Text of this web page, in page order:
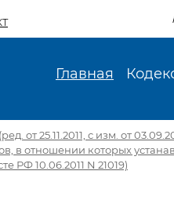
Главная
от 25.11.2011, с изм. от
в отношении которых
РФ 10.06.2011 N 21019)